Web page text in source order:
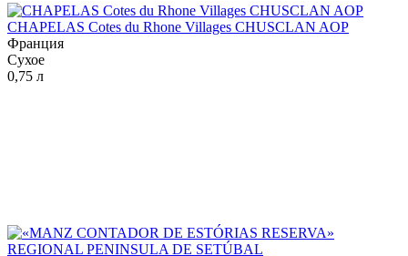
CHAPELAS Cotes du Rhone Villages CHUSCLAN AOP
Франция
Сухое
0,75 л